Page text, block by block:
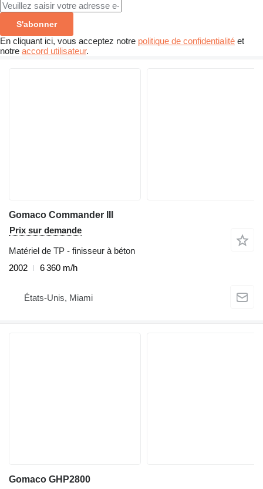
S'abonner
En cliquant ici, vous acceptez notre politique de confidentialité et
notre accord utilisateur.
Gomaco Commander III
Prix sur demande
Matériel de TP - finisseur à béton
2002
6 360 m/h
États-Unis, Miami
Gomaco GHP2800